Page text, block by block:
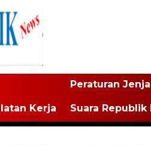
Kerja
Peraturan
Suara Republik